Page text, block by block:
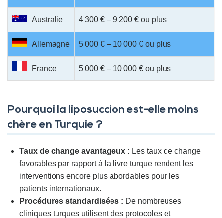
Australie 4 300 € – 9 200 € ou plus
Allemagne 5 000 € – 10 000 € ou plus
France 5 000 € – 10 000 € ou plus
Pourquoi la liposuccion est-elle moins
chère en Turquie ?
Taux de change avantageux : Les taux de change
favorables par rapport à la livre turque rendent les
interventions encore plus abordables pour les
patients internationaux.
Procédures standardisées : De nombreuses
cliniques turques utilisent des protocoles et